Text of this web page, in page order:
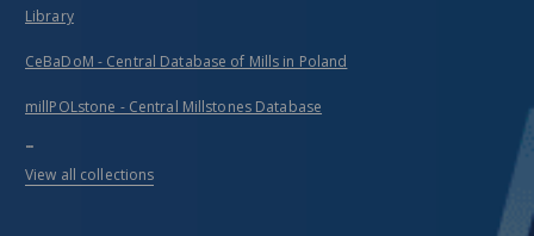
Library
CeBaDoM - Central Database of Mills in Poland
millPOLstone - Central Millstones Database
...
View all collections